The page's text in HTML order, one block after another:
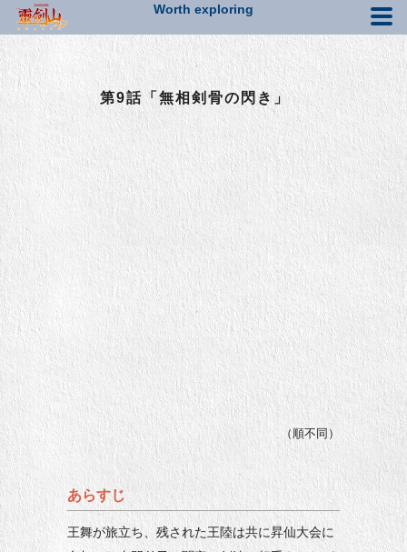
各話ストーリー
第9話「無相剣骨の閃き」
（順不同）
あらすじ
王舞が旅立ち、残された王陸は共に昇仙大会に
Worth exploring